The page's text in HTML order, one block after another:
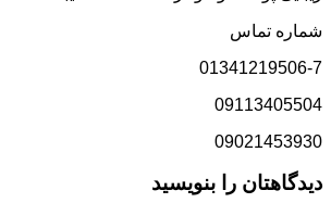
شماره تماس
01341219506-7
09113405504
09021453930
دیدگاهتان را بنویسید